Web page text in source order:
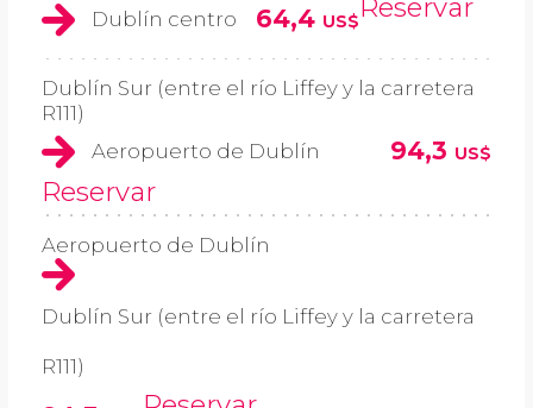
Dublín centro
64,4 US$Reservar
Dublín Sur (entre el río Liffey y la carretera
R111)
Aeropuerto de Dublín
94,3 US$
Reservar
Aeropuerto de Dublín
Dublín Sur (entre el río Liffey y la carretera
R111)